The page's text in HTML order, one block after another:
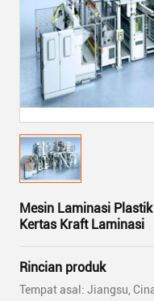
Mesin Laminasi
Kertas Kraft Laminasi
Rincian produk
Tempat asal: Jiangsu,